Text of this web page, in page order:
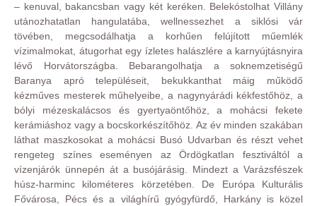
– kenuval, bakancsban vagy két keréken. Belekóstolhat Villány
utánozhatatlan hangulatába, wellnessezhet a siklósi vár
tövében, megcsodálhatja a korhűen felújított műemlék
vízimalmokat, átugorhat egy ízletes halászlére a karnyújtásnyira
lévő Horvátországba. Bebarangolhatja a soknemzetiségű
Baranya apró településeit, bekukkanthat máig működő
kézműves mesterek műhelyeibe, a nagynyárádi kékfestőhöz, a
bólyi mézeskalácsos és gyertyaöntőhöz, a mohácsi fekete
kerámiáshoz vagy a bocskorkészítőhöz. Az év minden szakában
láthat maszkosokat a mohácsi Busó Udvarban és részt vehet
rengeteg színes eseményen az Ördögkatlan fesztiváltól a
vízenjárók ünnepén át a busójárásig. Mindezt a Varázsfészek
húsz-harminc kilométeres körzetében. De Európa Kulturális
Fővárosa, Pécs és a világhírű gyógyfürdő, Harkány is közel